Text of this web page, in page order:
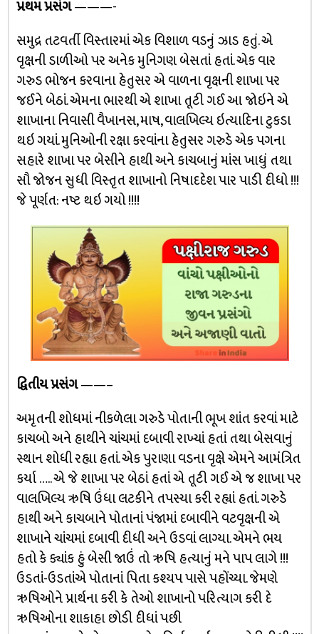
પ્રથમ પ્રસંગ———-
સમુદ્ર તટવર્તી વિસ્તારમાં એક વિશાળ વડનું ઝાડ હતું. એ
વૃક્ષની ડાળીઓ પર અનેક મુનિગણ બેસતાં હતાં. એક વાર
ગરુડ ભોજન કરવાના હેતુસર એ વાળના વૃક્ષની શાખા પર
જઈને બેઠાં. એમના ભારથી એ શાખા તૂટી ગઈ આ જોઇને એ
શાખાના નિવાસી વૈખાનસ, માષ, વાલખિલ્ય ઇત્યાદિના ટુકડા
થઇ ગયાં. મુનિઓની રક્ષા કરવાંના હેતુસર ગરુડે એક પગના
સહારે શાખા પર બેસીને હાથી અને કાચબાનું માંસ ખાધું તથા
સૌ જોજન સુધી વિસ્તૃત શાખાનો નિષાદદેશ પાર પાડી દીધો !!!
જે પૂર્ણત: નષ્ટ થઇ ગયો !!!!
દ્વિતીય પ્રસંગ——–
અમૃતની શોધમાં નીકળેલા ગરુડે પોતાની ભૂખ શાંત કરવાં માટે
કાચબો અને હાથીને ચાંચમાં દબાવી રાખ્યાં હતાં તથા બેસવાનું
સ્થાન શોધી રહ્યા હતાં. એક પુરાણા વડના વૃક્ષે એમને આમંંત્રિત
કર્યા ….. એ જે શાખા પર બેઠાં હતાં એ તૂટી ગઈ એ જ શાખા પર
વાલખિલ્ય ઋષિ ઉંધા લટકીને તપસ્યા કરી રહ્યાં હતાં. ગરુડે
હાથી અને કાચબાને પોતાનાં પંજામાં દબાવીને વટવૃક્ષની એ
શાખાને ચાંચમાં દબાવી દીધી અને ઉડવાં લાગ્યા. એમને ભય
હતો કે ક્યાંક હું બેસી જાઉં તો ઋષિ હત્યાનું મને પાપ લાગે !!!
ઉડતાં-ઉડતાંએ પોતાનાં પિતા કશ્યપ પાસે પહોંચ્યા. જેમણે
ઋષિઓને પ્રાર્થના કરી કે તેઓ શાખાનો પરિત્યાગ કરી દે
ઋષિઓના શાકાહા છોડી દીધાં પછી